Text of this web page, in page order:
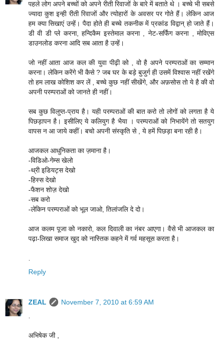
पहले लोग अपने बच्चों को अपने रीती रिवाजों के बारे में बताते थे । बच्चे भी सबसे
ज्यादा कुश इन्ही रीती रिवाजों और त्योहारों के अवसर पर गोते हैं। लेकिन आज
हम क्या सिखाएं उन्हें। पैदा होते ही बच्चे तकनीक में प्रकांड विद्वान् हो जाते हैं।
डी वी डी प्ले करना, हन्दिकैम इस्तेमाल करना , नेट-सर्फिंग करना , मोविएस
डाउनलोड करना आदि सब आता है उन्हें।
जो नहीं आता आज कल की युवा पीढ़ी को , वो है अपने परम्पराओं का सम्मान
करना। लेकिन करेंगे भी कैसे ? जब घर के बड़े बुजुर्ग ही उसमें विश्वास नहीं रखेंगे
तो हम लाख कोशिश कर लें , बच्चे कुछ नहीं सीखेंगे, और अफ़सोस तो ये है की वो
अपनी परम्पराओं को जानते ही नहीं।
सब कुछ विलुप्त-प्राय है। यही परम्पराओं की बात करो तो लोगों को लगता है ये
पिछड़ापन है। इसीलिए ये कलियुग है भैया । परम्पराओं को निभायेंगे तो सतयुग
वापस न आ जाये कहीं। बचो अपनी संस्कृति से , ये हमें पिछड़ा बना रही है।
आजकल आधुनिकता का ज़माना है।
-विडिओ-गेम्स खेलो
-थ्री इडियट्स देखो
-हिस्स देखो
-फैशन शोज़ देखो
-सब करो
-लेकिन परम्पराओं को भूल जाओ, तिलांजलि दे दो।
आज कलम पूजा को नकारो, कल दिवाली का नंबर आएगा। वैसे भी आजकल का
पढ़ा-लिखा समाज खुद को नास्तिक कहने में गर्व महसूस करता है।
.
Reply
ZEAL
November 7, 2010 at 6:59 AM
.
अभिषेक जी ,